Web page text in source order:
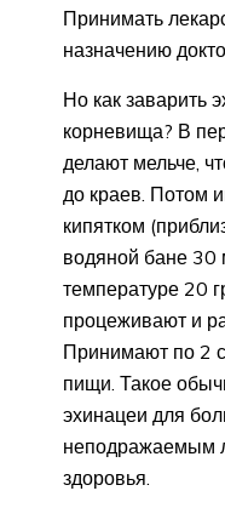
Принимать
назначению
Но как заварить
корневища? В
делают мельче,
до краев. Потом
кипятком
водяной бане 30
температуре 20
процеживают и
Принимают по 2
пищи. Такое
эхинацеи для
неподражаемым
здоровья.